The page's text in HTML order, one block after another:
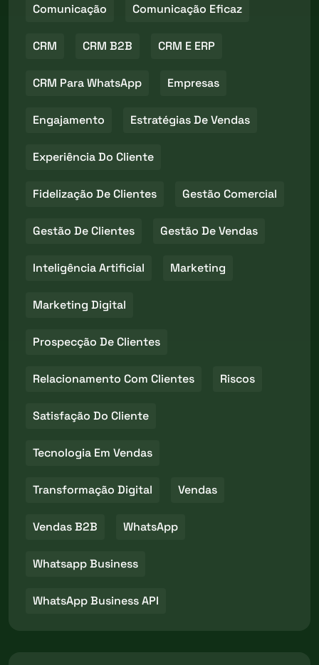
Comunicação Comunicação Eficaz
CRM CRM B2B CRM E ERP
CRM Para WhatsApp Empresas
Engajamento Estratégias De Vendas
Experiência Do Cliente
Fidelização De Clientes Gestão Comercial
Gestão De Clientes Gestão De Vendas
Inteligência Artificial Marketing
Marketing Digital
Prospecção De Clientes
Relacionamento Com Clientes Riscos
Satisfação Do Cliente
Tecnologia Em Vendas
Transformação Digital Vendas
Vendas B2B WhatsApp
Whatsapp Business
WhatsApp Business API